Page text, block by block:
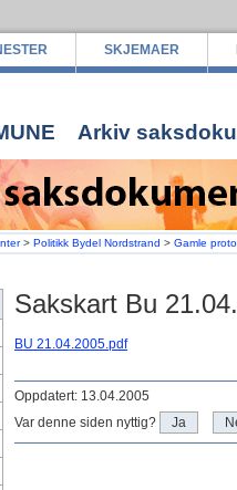
SKJEMAER
Arkiv
> Politikk Bydel Nordstrand > Gamle
Sakskart Bu
BU 21.04.2005.pdf
Oppdatert: 13.04.2005
Var denne siden nyttig?
Ja